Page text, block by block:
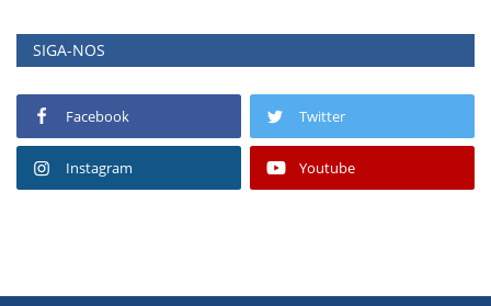
SIGA-NOS
Facebook Twitter
Instagram Youtube